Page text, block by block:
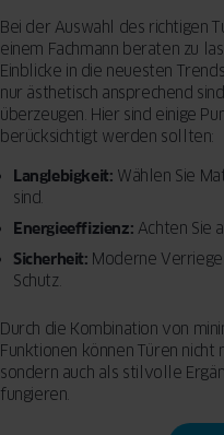
Bei der Auswahl des richtigen
einem Fachmann beraten zu
Einblicke in die neuesten
nur ästhetisch ansprechend
überzeugen. Hier sind einige
berücksichtigt werden sollten:
Langlebigkeit: Wählen Sie
sind.
Energieeffizienz: Achten Sie
Sicherheit: Moderne
Schutz.
Durch die Kombination von
Funktionen können Türen nicht
sondern auch als stilvolle
fungieren.